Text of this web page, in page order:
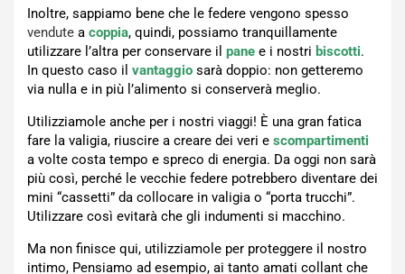
Inoltre, sappiamo bene che le federe vengono spesso
vendute a coppia, quindi, possiamo tranquillamente
utilizzare l’altra per conservare il pane e i nostri biscotti.
In questo caso il vantaggio sarà doppio: non getteremo
via nulla e in più l’alimento si conserverà meglio.
Utilizziamole anche per i nostri viaggi! È una gran fatica
fare la valigia, riuscire a creare dei veri e scompartimenti
a volte costa tempo e spreco di energia. Da oggi non sarà
più così, perché le vecchie federe potrebbero diventare dei
mini “cassetti” da collocare in valigia o “porta trucchi”.
Utilizzare così evitarà che gli indumenti si macchino.
Ma non finisce qui, utilizziamole per proteggere il nostro
intimo, Pensiamo ad esempio, ai tanto amati collant che